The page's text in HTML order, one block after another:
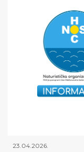
23.04.2026.